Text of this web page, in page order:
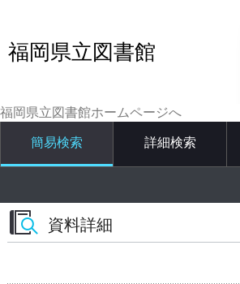
福岡県立図書館
福岡県立図書館ホームページへ
簡易検索 詳細検索
資料詳細